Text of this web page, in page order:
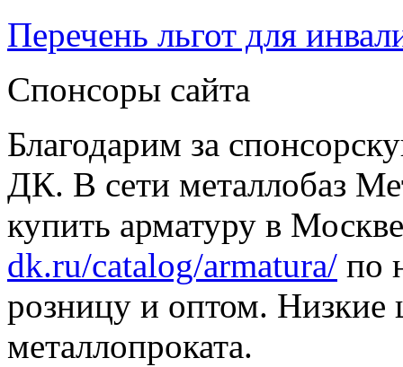
Перечень льгот для
Спонсоры сайта
Благодарим за
ДК. В сети металлобаз
купить арматуру в
dk.ru/catalog/armatura/ по
розницу и оптом. Низкие
металлопроката.